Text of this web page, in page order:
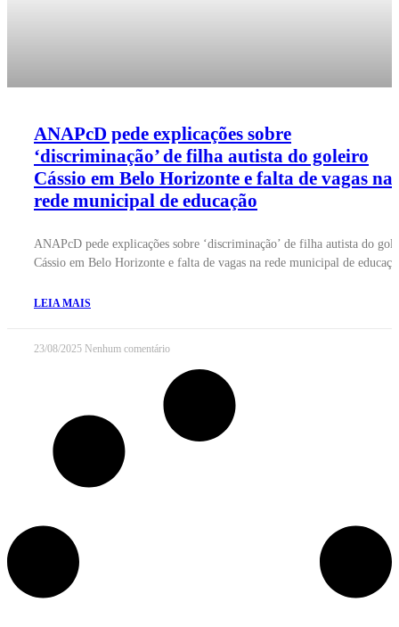
ANAPcD pede explicações sobre
‘discriminação’ de filha autista do goleiro
Cássio em Belo Horizonte e falta de vagas na
rede municipal de educação
ANAPcD pede explicações sobre ‘discriminação’ de filha autista do
Cássio em Belo Horizonte e falta de vagas na rede municipal de
LEIA MAIS
23/08/2025 Nenhum comentário